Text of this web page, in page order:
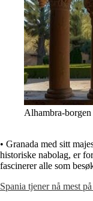
Alhambra-
• Granada med sitt
historiske nabolag, er
fascinerer alle som
Spania tjener nå mest